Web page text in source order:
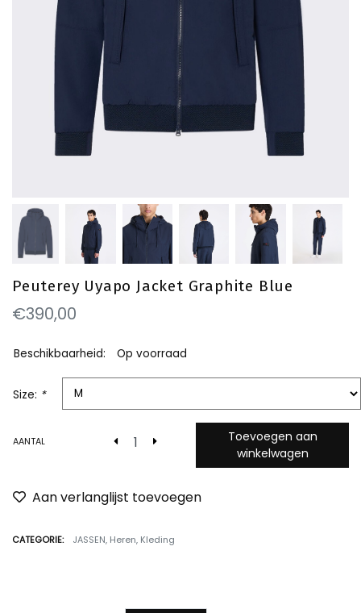
Peuterey Uyapo Jacket Graphite Blue
€390,00
Beschikbaarheid: Op voorraad
Size: *
AANTAL
Toevoegen aan
winkelwagen
Aan verlanglijst toevoegen
CATEGORIE: JASSEN, Heren, Kleding